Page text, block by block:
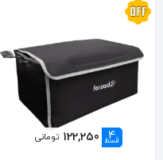
4
قسط 122,250 تومانی